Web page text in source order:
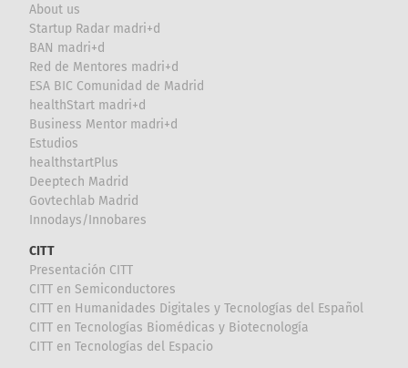
About us
Startup Radar madri+d
BAN madri+d
Red de Mentores madri+d
ESA BIC Comunidad de Madrid
healthStart madri+d
Business Mentor madri+d
Estudios
healthstartPlus
Deeptech Madrid
Govtechlab Madrid
Innodays/Innobares
CITT
Presentación CITT
CITT en Semiconductores
CITT en Humanidades Digitales y Tecnologías del Español
CITT en Tecnologías Biomédicas y Biotecnología
CITT en Tecnologías del Espacio